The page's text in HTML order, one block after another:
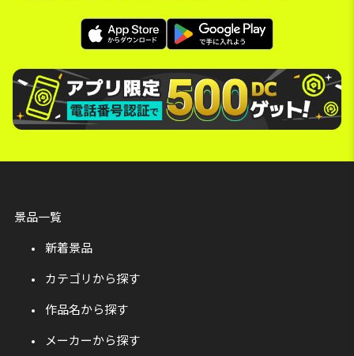
景品一覧
新着景品
カテゴリから探す
作品名から探す
メーカーから探す